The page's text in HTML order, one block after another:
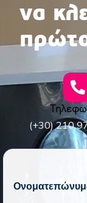
να
(+30) 210